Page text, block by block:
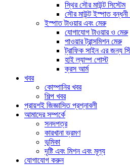
স্থির সৌর মাউন্ট সিস্টেম
সৌর মাউন্ট ইস্পাত বন্ধনী
ইস্পাত টাওয়ার এবং মেরু
যোগাযোগ টাওয়ার ও মেরু
পাওয়ার ট্রান্সমিশন মেরু
ট্রাফিক সাইন এর জন্য
হাই ল্যাম্প পোস্ট
ক্রস আর্ম
খবর
কোম্পানির খবর
শিল্প খবর
প্রায়শই জিজ্ঞাসিত প্রশ্নাবলী
আমাদের সম্পর্কে
সনদপত্র
কারখানা ভ্রমণ
ভূমিকা
দৃষ্টি এবং মিশন এবং মূল্য
যোগাযোগ করুন